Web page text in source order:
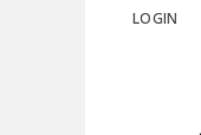
LOGIN